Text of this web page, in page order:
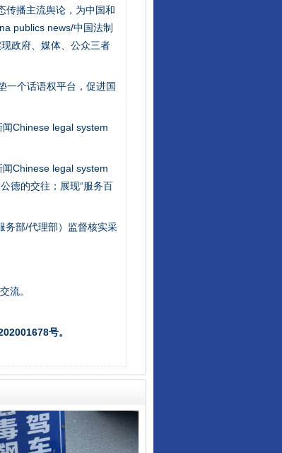
传播主流舆论，为中国和
publics news/中国法制
政府、媒体、公众三者
一个话语权平台，促进国
Chinese legal system
Chinese legal system
德的交往；展现“服务百
务部/代理部）监督核实采
流。
号。
被当场查获能处罚吗